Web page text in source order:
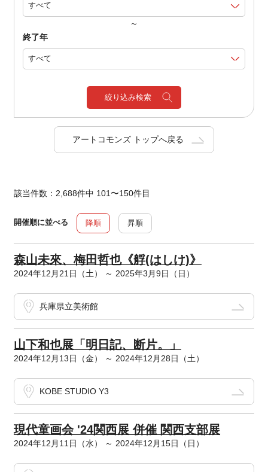
～
終了年
絞り込み検索
アートコモンズ トップへ戻る
該当件数：2,688件中 101〜150件目
開催順に並べる 降順 昇順
森山未來、梅田哲也《艀(はしけ)》
2024年12月21日（土） ～ 2025年3月9日（日）
兵庫県立美術館
山下和也展「明日記、断片。」
2024年12月13日（金） ～ 2024年12月28日（土）
KOBE STUDIO Y3
現代童画会 '24関西展 併催 関西支部展
2024年12月11日（水） ～ 2024年12月15日（日）